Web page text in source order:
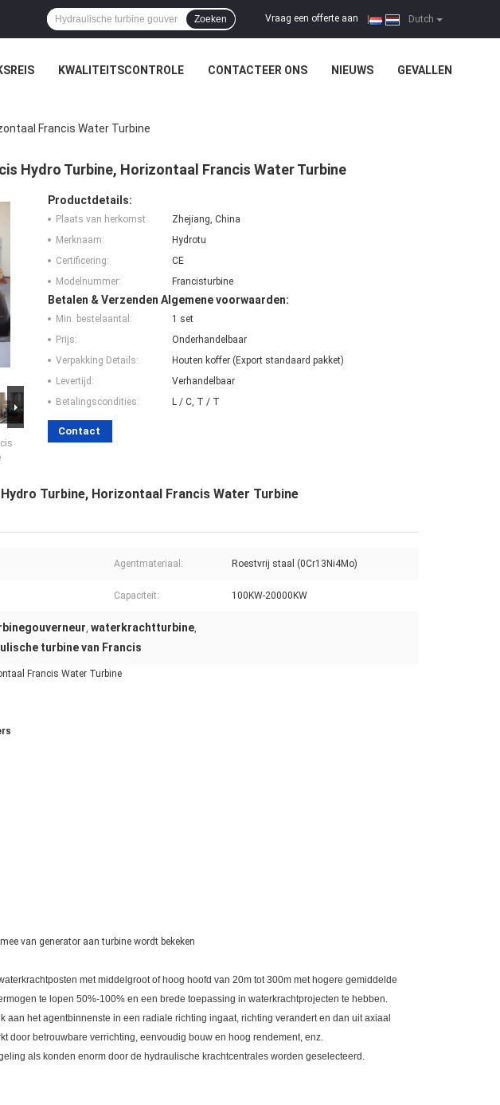
Dutch
Vraag een offerte aan
Zoeken
KWALITEITSCONTROLE CONTACTEER ONS NIEUWS GEVALLEN
Francis Water Turbine
Hydro Turbine, Horizontaal Francis Water Turbine
Productdetails:
Plaats van herkomst:
Zhejiang, China
Merknaam:
Hydrotu
Certificering:
CE
Modelnummer:
Francisturbine
Betalen & Verzenden Algemene voorwaarden:
Min. bestelaantal:
1 set
Prijs:
Onderhandelbaar
Verpakking Details:
Houten koffer (Export standaard pakket)
Levertijd:
Verhandelbaar
Betalingscondities:
L / C, T / T
Contact
Turbine, Horizontaal Francis Water Turbine
Agentmateriaal: Roestvrij staal (0Cr13Ni4Mo)
Capaciteit: 100KW-20000KW
, waterkrachtturbine,
turbine van Francis
Francis Water Turbine
van generator aan turbine wordt bekeken
met middelgroot of hoog hoofd van 20m tot 300m met hogere gemiddelde
te lopen 50%-100% en een brede toepassing in waterkrachtprojecten te hebben.
aan het agentbinnenste in een radiale richting ingaat, richting verandert en dan uit axiaal
door betrouwbare verrichting, eenvoudig bouw en hoog rendement, enz.
als konden enorm door de hydraulische krachtcentrales worden geselecteerd.